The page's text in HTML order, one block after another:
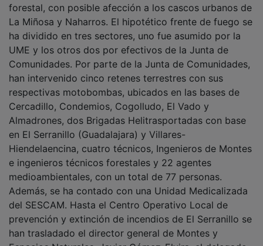
La Miñosa y Naharros. El hipotético frente de fuego se
ha dividido en tres sectores, uno fue asumido por la
UME y los otros dos por efectivos de la Junta de
Comunidades. Por parte de la Junta de Comunidades,
han intervenido cinco retenes terrestres con sus
respectivas motobombas, ubicados en las bases de
Cercadillo, Condemios, Cogolludo, El Vado y
Almadrones, dos Brigadas Helitrasportadas con base
en El Serranillo (Guadalajara) y Villares-
Hiendelaencina, cuatro técnicos, Ingenieros de Montes
e ingenieros técnicos forestales y 22 agentes
medioambientales, con un total de 77 personas.
Además, se ha contado con una Unidad Medicalizada
del SESCAM. Hasta el Centro Operativo Local de
prevención y extinción de incendios de El Serranillo se
han trasladado el director general de Montes y
Espacios Naturales, Javier Gómez-Elvira, el delegado